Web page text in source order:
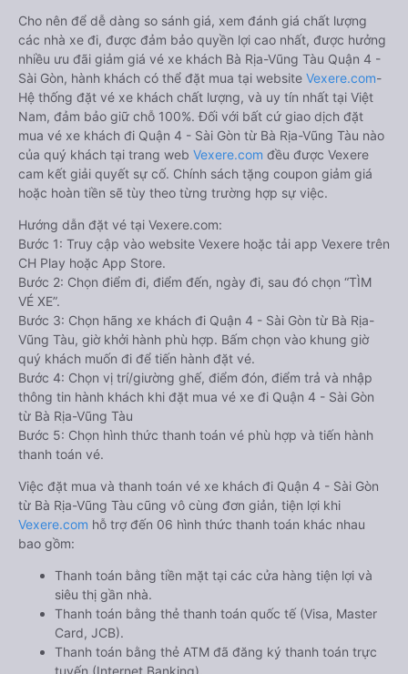
Cho nên để dễ dàng so sánh giá, xem đánh giá chất lượng
các nhà xe đi, được đảm bảo quyền lợi cao nhất, được hưởng
nhiều ưu đãi giảm giá vé xe khách Bà Rịa-Vũng Tàu Quận 4 -
Sài Gòn, hành khách có thể đặt mua tại website Vexere.com-
Hệ thống đặt vé xe khách chất lượng, và uy tín nhất tại Việt
Nam, đảm bảo giữ chỗ 100%. Đối với bất cứ giao dịch đặt
mua vé xe khách đi Quận 4 - Sài Gòn từ Bà Rịa-Vũng Tàu nào
của quý khách tại trang web Vexere.com đều được Vexere
cam kết giải quyết sự cố. Chính sách tặng coupon giảm giá
hoặc hoàn tiền sẽ tùy theo từng trường hợp sự việc.
Hướng dẫn đặt vé tại Vexere.com:
Bước 1: Truy cập vào website Vexere hoặc tải app Vexere trên
CH Play hoặc App Store.
Bước 2: Chọn điểm đi, điểm đến, ngày đi, sau đó chọn “TÌM
VÉ XE”.
Bước 3: Chọn hãng xe khách đi Quận 4 - Sài Gòn từ Bà Rịa-
Vũng Tàu, giờ khởi hành phù hợp. Bấm chọn vào khung giờ
quý khách muốn đi để tiến hành đặt vé.
Bước 4: Chọn vị trí/giường ghế, điểm đón, điểm trả và nhập
thông tin hành khách khi đặt mua vé xe đi Quận 4 - Sài Gòn
từ Bà Rịa-Vũng Tàu
Bước 5: Chọn hình thức thanh toán vé phù hợp và tiến hành
thanh toán vé.
Việc đặt mua và thanh toán vé xe khách đi Quận 4 - Sài Gòn
từ Bà Rịa-Vũng Tàu cũng vô cùng đơn giản, tiện lợi khi
Vexere.com hỗ trợ đến 06 hình thức thanh toán khác nhau
bao gồm:
Thanh toán bằng tiền mặt tại các cửa hàng tiện lợi và
siêu thị gần nhà.
Thanh toán bằng thẻ thanh toán quốc tế (Visa, Master
Card, JCB).
Thanh toán bằng thẻ ATM đã đăng ký thanh toán trực
tuyến (Internet Banking).